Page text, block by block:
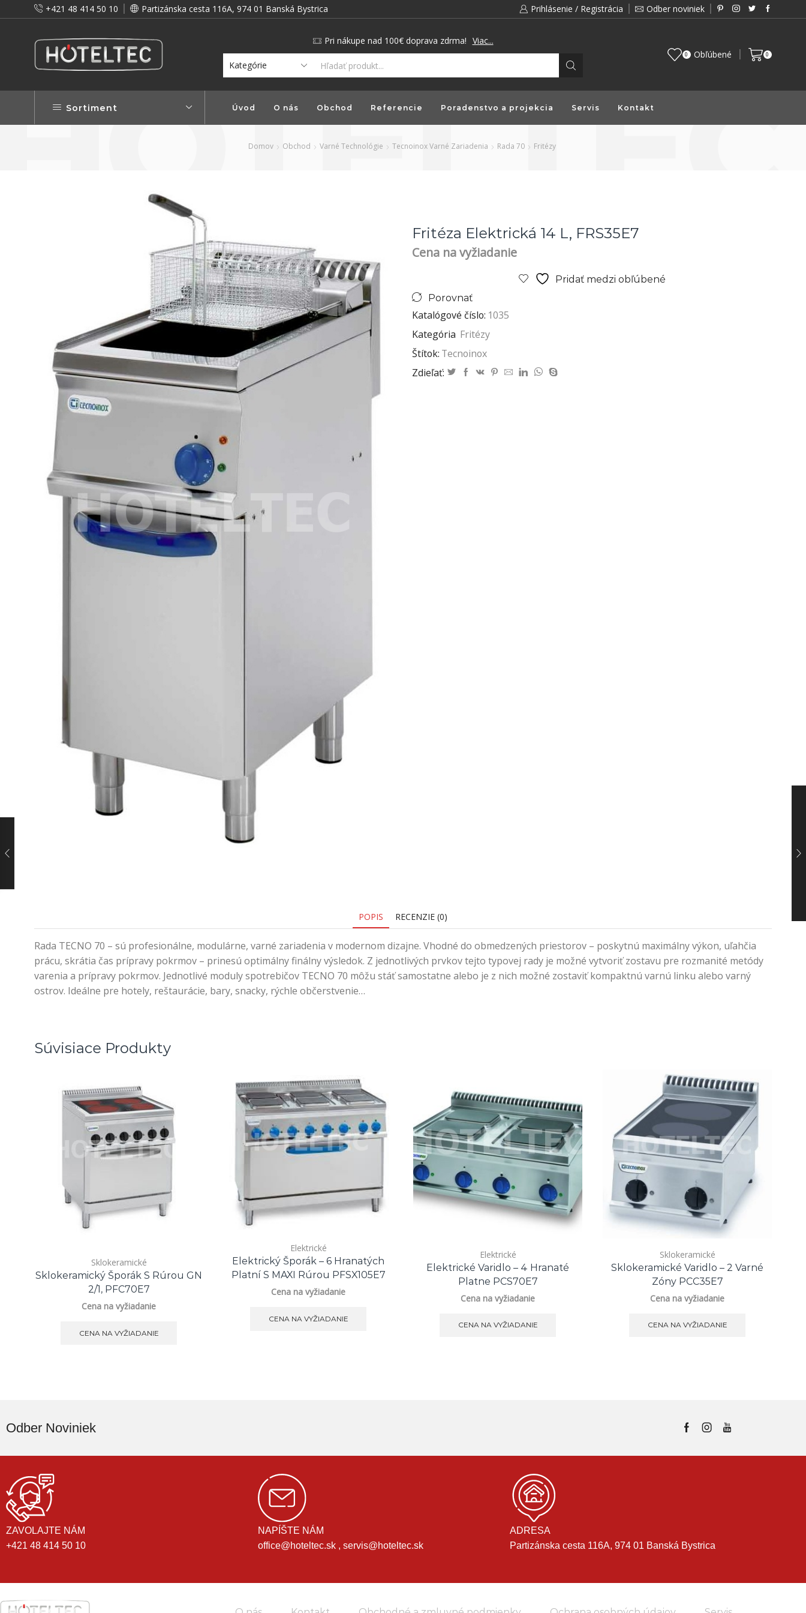
+421 48 414 50 10 Partizánska cesta 116A, 974 01 Banská Bystrica Prihlásenie / Registrácia Odber noviniek
a preto vám prinášame vernostné zľavy! Pri nákupe nad 100€ doprava zdrma! Viac...
0 Obľúbené 0
Sortiment Úvod O nás Obchod Referencie Poradenstvo a projekcia Servis Kontakt
Domov Obchod Varné Technológie Tecnoinox Varné Zariadenia Rada 70 Fritézy
Fritéza Elektrická 14 L, FRS35E7
Cena na vyžiadanie
Pridať medzi obľúbené
Porovnať
Katalógové číslo: 1035
Kategória Fritézy
Štítok: Tecnoinox
Zdieľať:
POPIS RECENZIE (0)
Rada TECNO 70 – sú profesionálne, modulárne, varné zariadenia v modernom dizajne. Vhodné do obmedzených priestorov – poskytnú maximálny výkon, uľahčia
prácu, skrátia čas prípravy pokrmov – prinesú optimálny finálny výsledok. Z jednotlivých prvkov tejto typovej rady je možné vytvoriť zostavu pre rozmanité metódy
varenia a prípravy pokrmov. Jednotlivé moduly spotrebičov TECNO 70 môžu stáť samostatne alebo je z nich možné zostaviť kompaktnú varnú linku alebo varný
ostrov. Ideálne pre hotely, reštaurácie, bary, snacky, rýchle občerstvenie…
Súvisiace Produkty
Sklokeramické
Sklokeramický Šporák S Rúrou GN
2/1, PFC70E7
Cena na vyžiadanie
CENA NA VYŽIADANIE
Elektrické
Elektrický Šporák – 6 Hranatých
Platní S MAXI Rúrou PFSX105E7
Cena na vyžiadanie
CENA NA VYŽIADANIE
Elektrické
Elektrické Varidlo – 4 Hranaté
Platne PCS70E7
Cena na vyžiadanie
CENA NA VYŽIADANIE
Sklokeramické
Sklokeramické Varidlo – 2 Varné
Zóny PCC35E7
Cena na vyžiadanie
CENA NA VYŽIADANIE
Odber Noviniek
ZAVOLAJTE NÁM
+421 48 414 50 10
NAPÍŠTE NÁM
office@hoteltec.sk , servis@hoteltec.sk
ADRESA
Partizánska cesta 116A, 974 01 Banská Bystrica